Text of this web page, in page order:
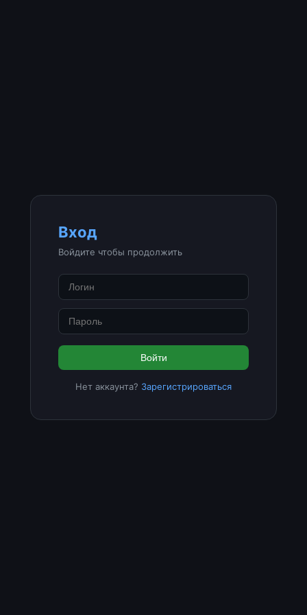
Вход
Войдите чтобы продолжить
Войти
Нет аккаунта? Зарегистрироваться